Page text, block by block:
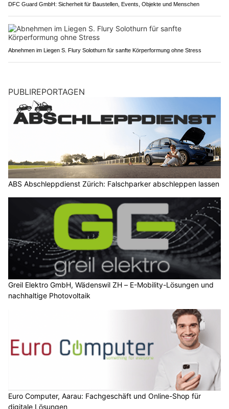
DFC Guard GmbH: Sicherheit für Baustellen, Events, Objekte und Menschen
Abnehmen im Liegen S. Flury Solothurn für sanfte Körperformung ohne Stress
PUBLIREPORTAGEN
ABS Abschleppdienst Zürich: Falschparker abschleppen lassen
Greil Elektro GmbH, Wädenswil ZH – E-Mobility-Lösungen und
nachhaltige Photovoltaik
Euro Computer, Aarau: Fachgeschäft und Online-Shop für
digitale Lösungen